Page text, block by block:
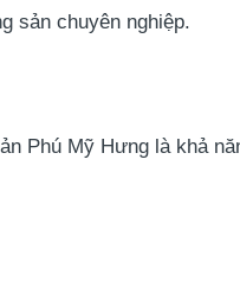
sản chuyên nghiệp.
Phú Mỹ Hưng là khả